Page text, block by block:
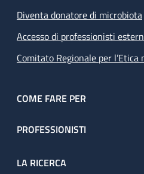
Diventa donatore di microbiota
Accesso di professionisti
Comitato Regionale per l’Etica
COME FARE PER
PROFESSIONISTI
LA RICERCA